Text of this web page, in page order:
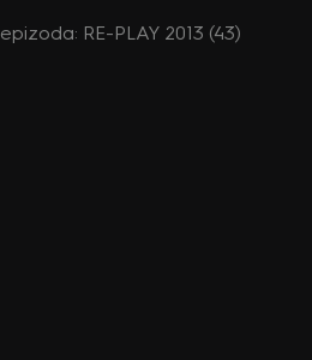
RE-PLAY 2013 (43)